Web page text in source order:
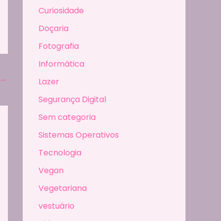
→
Curiosidade
Doçaria
Fotografia
Informática
Lazer
Segurança Digital
Sem categoria
Sistemas Operativos
Tecnologia
Vegan
Vegetariana
vestuário